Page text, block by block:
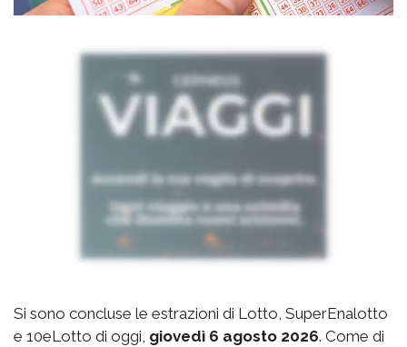
Si sono concluse le estrazioni di Lotto, SuperEnalotto
e 10eLotto di oggi, giovedì 6 agosto 2026. Come di